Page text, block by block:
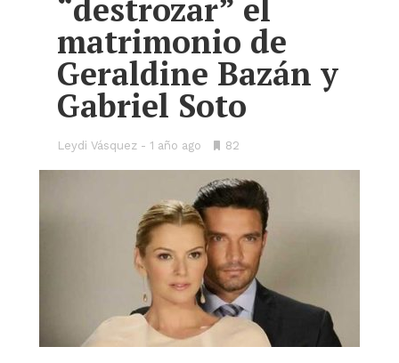
“destrozar” el
matrimonio de
Geraldine Bazán y
Gabriel Soto
Leydi Vásquez 1 año ago
•82